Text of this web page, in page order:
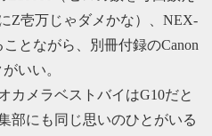
Z壱万じゃダメかな）、NEX-
とながら、別冊付録のCanon
いい。
カメラベストバイはG10だと
部にも同じ思いのひとがいる